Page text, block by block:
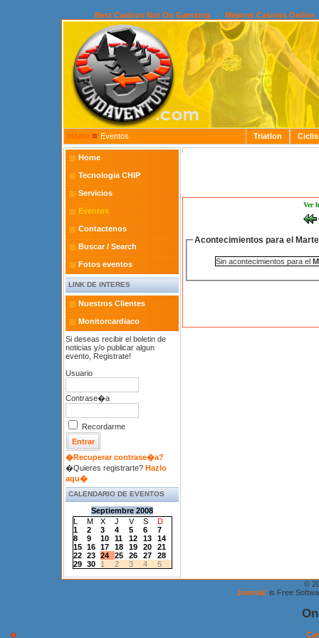
Best Casinos Not On Gamstop Mejores Casinos Online
Home Eventos Triatlon
Home
Tecnologia CHIP
Servicios
Eventos
Contactenos
Buscar / Search
Fotos eventos
LINK DE INTERES
Nuestros Clientes
Monitorcardiaco
Si deseas recibir el boletin de
noticias y/o publicar algun
evento, Registrate!
Usuario
Contrase�a
Recordarme
�Recuperar contrase�a?
�Quieres registrarte? Hazlo
aqu�
CALENDARIO DE EVENTOS
Septiembre 2008
L
M X J V S
D
1
2 3 4 5 6
7
8
9 10 11 12 13
14
15
16 17 18 19 20
21
22
23 24 25 26 27
28
29
30 1 2 3 4 5
Ver
Acontecimientos para el
Sin acontecimientos para el
©
Joomla! is Free